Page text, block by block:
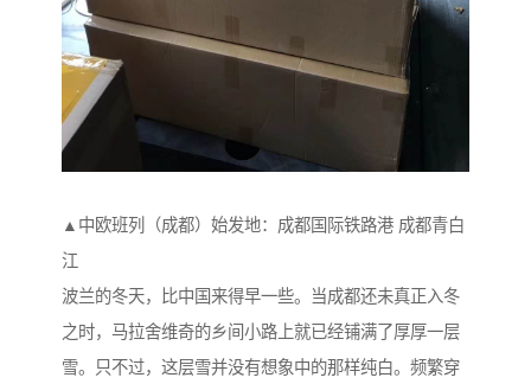
▲中欧班列（成都）始发地：成都国际铁路港 成都青白
江
波兰的冬天，比中国来得早一些。当成都还未真正入冬
之时，马拉舍维奇的乡间小路上就已经铺满了厚厚一层
雪。只不过，这层雪并没有想象中的那样纯白。频繁穿